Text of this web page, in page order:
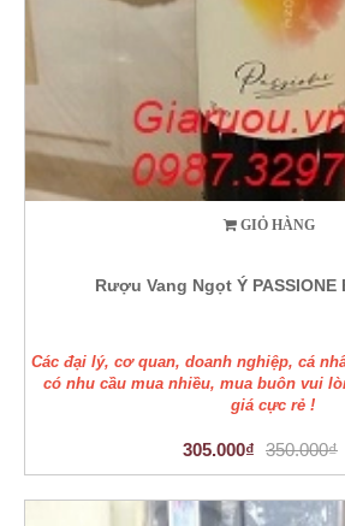
GIỎ HÀNG
Rượu Vang Ngọt Ý PASSIONE
Các đại lý, cơ quan, doanh nghiệp, cá
có nhu cầu mua nhiều, mua buôn vui
giá cực rẻ !
305.000₫ 350.000₫